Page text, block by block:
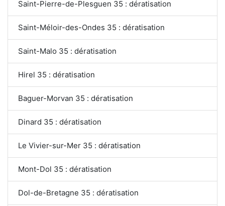
Saint-Pierre-de-Plesguen 35 : dératisation
Saint-Méloir-des-Ondes 35 : dératisation
Saint-Malo 35 : dératisation
Hirel 35 : dératisation
Baguer-Morvan 35 : dératisation
Dinard 35 : dératisation
Le Vivier-sur-Mer 35 : dératisation
Mont-Dol 35 : dératisation
Dol-de-Bretagne 35 : dératisation